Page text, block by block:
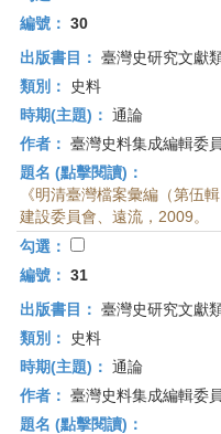
編號： 30
出版書目： 臺灣史研究文獻
類別：
史料
時期(主題)： 通論
作者： 臺灣史料集成編輯委
題名 (點擊閱讀)：
《明清臺灣檔案彙編（第伍
建設委員會、遠流，2009。
勾選：
編號： 31
出版書目： 臺灣史研究文獻
類別：
史料
時期(主題)： 通論
作者： 臺灣史料集成編輯委
題名 (點擊閱讀)：